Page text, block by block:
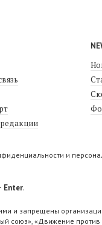
и
Enter.
и запрещены
союз», «Движение